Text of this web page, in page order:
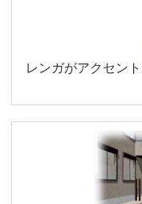
レンガがアクセン